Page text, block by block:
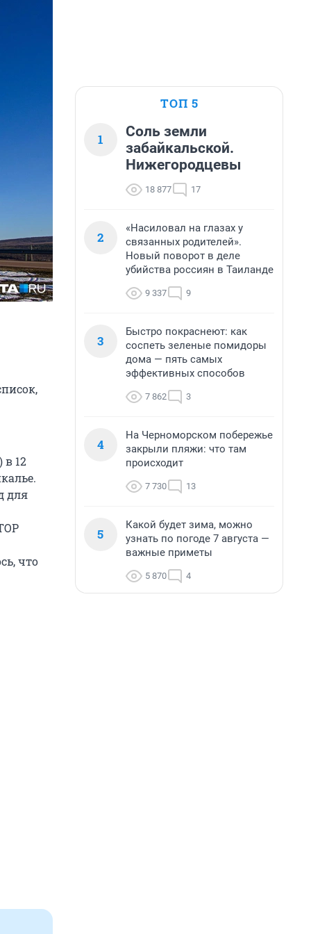
в 12
для
что
ТОП 5
1
Соль земли
забайкальской.
Нижегородцевы
18 877 17
2
«Насиловал на глазах у
связанных родителей».
Новый поворот в деле
убийства россиян в Таиланде
9 337 9
3
Быстро покраснеют: как
соспеть зеленые помидоры
дома — пять самых
эффективных способов
7 862 3
4
На Черноморском побережье
закрыли пляжи: что там
происходит
7 730 13
5
Какой будет зима, можно
узнать по погоде 7 августа —
важные приметы
5 870 4